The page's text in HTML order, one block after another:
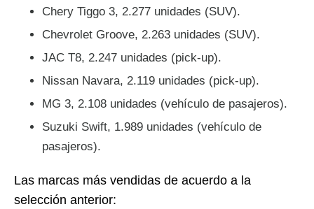
Chery Tiggo 3, 2.277 unidades (SUV).
Chevrolet Groove, 2.263 unidades (SUV).
JAC T8, 2.247 unidades (pick-up).
Nissan Navara, 2.119 unidades (pick-up).
MG 3, 2.108 unidades (vehículo de pasajeros).
Suzuki Swift, 1.989 unidades (vehículo de
pasajeros).
Las marcas más vendidas de acuerdo a la
selección anterior: